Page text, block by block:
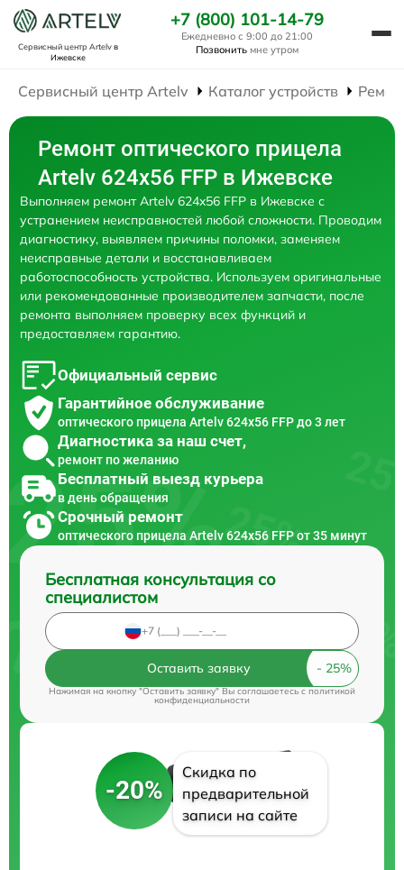
Сервисный центр Artelvв
Ижевске
+7 (800) 101-14-79
Ежедневно с 9:00 до 21:00
Позвонить мне утром
Сервисный центр Artelv Каталог устройств
Ремонт оптического прицела
Artelv 624x56 FFP в Ижевске
Выполняем ремонт Artelv 624x56 FFP в Ижевске с
устранением неисправностей любой сложности. Проводим
диагностику, выявляем причины поломки, заменяем
неисправные детали и восстанавливаем
работоспособность устройства. Используем оригинальные
или рекомендованные производителем запчасти, после
ремонта выполняем проверку всех функций и
предоставляем гарантию.
Официальный сервис
Гарантийное обслуживание
оптического прицела Artelv 624x56 FFP до 3 лет
Диагностика за наш счет,
ремонт по желанию
Бесплатный выезд курьера
в день обращения
Срочный ремонт
оптического прицела Artelv 624x56 FFP от 35 минут
Бесплатная консультация со
специалистом
Оставить заявку
Нажимая на кнопку "Оставить заявку" Вы соглашаетесь cполитикой
конфиденциальности
-20%
Скидка по
предварительной
записи на сайте